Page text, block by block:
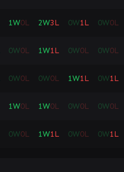
1W0L 2W3L 0W1L 0W0L
0W0L 1W1L 0W0L 0W0L
0W0L 0W0L 1W1L 0W1L
1W0L 1W0L 0W0L 0W0L
0W0L 1W1L 0W0L 0W1L